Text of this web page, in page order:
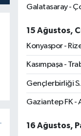
Galatasaray -
15 Ağustos,
Konyaspor -
Kasımpaşa -
Gençlerbirliği
Gaziantep FK -
16 Ağustos,